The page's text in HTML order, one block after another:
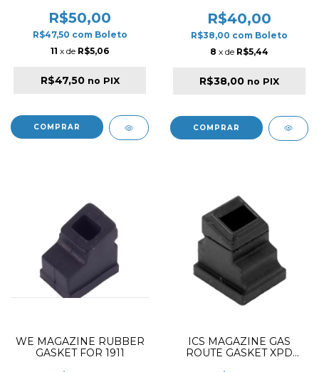
R$50,00
R$47,50 com Boleto
11 x de R$5,06
R$47,50 no PIX
R$40,00
R$38,00 com Boleto
8 x de R$5,44
R$38,00 no PIX
WE MAGAZINE RUBBER
GASKET FOR 1911
ICS MAGAZINE GAS
ROUTE GASKET XPD